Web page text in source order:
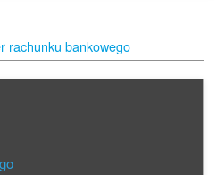
rachunku bankowego